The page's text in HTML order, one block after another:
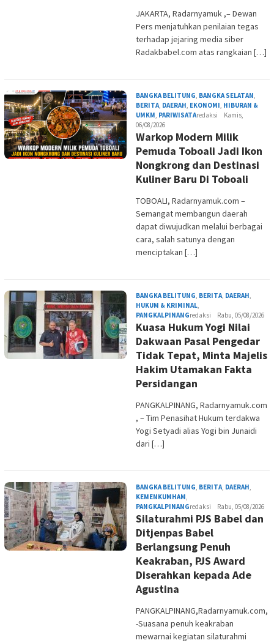
JAKARTA, Radarnyamuk ,– Dewan
Pers menjatuhkan penilaian tegas
terhadap jejaring media siber
Radakbabel.com atas rangkaian […]
BANGKA BELITUNG, BANGKA SELATAN,
BERITA, DAERAH, EKONOMI, HIBURAN &
UMKM, PARIWISATAredaksi
Kamis,
06/08/2026
Warkop Modern Milik
Pemuda Toboali Jadi Ikon
Nongkrong dan Destinasi
Kuliner Baru Di Toboali
TOBOALI, Radarnyamuk.com –
Semangat membangun daerah
dapat diwujudkan melalui berbagai
cara, salah satunya dengan
menciptakan […]
BANGKA BELITUNG, BERITA, DAERAH,
HUKUM & KRIMINAL,
PANGKALPINANGredaksi Rabu, 05/08/2026
Kuasa Hukum Yogi Nilai
Dakwaan Pasal Pengedar
Tidak Tepat, Minta Majelis
Hakim Utamakan Fakta
Persidangan
PANGKALPINANG, Radarnyamuk.com
, – Tim Penasihat Hukum terdakwa
Yogi Setyadi alias Yogi bin Junaidi
dari […]
BANGKA BELITUNG, BERITA, DAERAH,
KEMENKUMHAM,
PANGKALPINANGredaksi Rabu, 05/08/2026
Silaturahmi PJS Babel dan
Ditjenpas Babel
Berlangsung Penuh
Keakraban, PJS Award
Diserahkan kepada Ade
Agustina
PANGKALPINANG,Radarnyamuk.com,
-Suasana penuh keakraban
mewarnai kegiatan silaturahmi